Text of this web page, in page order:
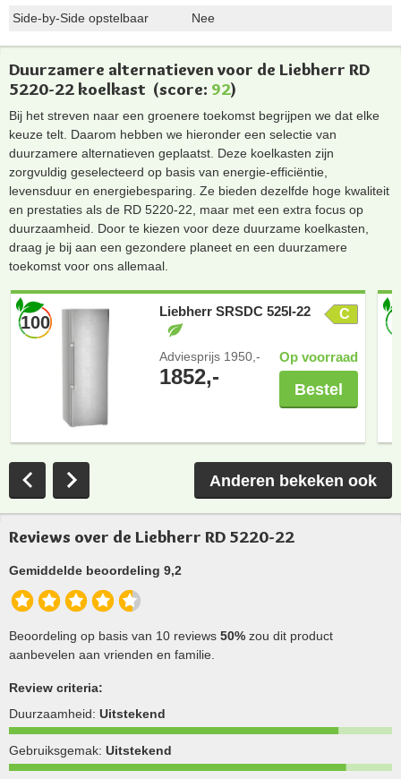
Side-by-Side opstelbaar Nee
Duurzamere alternatieven voor de Liebherr RD
5220-22 koelkast (score: 92)
Bij het streven naar een groenere toekomst begrijpen we dat elke
keuze telt. Daarom hebben we hieronder een selectie van
duurzamere alternatieven geplaatst. Deze koelkasten zijn
zorgvuldig geselecteerd op basis van energie-efficiëntie,
levensduur en energiebesparing. Ze bieden dezelfde hoge kwaliteit
en prestaties als de RD 5220-22, maar met een extra focus op
duurzaamheid. Door te kiezen voor deze duurzame koelkasten,
draag je bij aan een gezondere planeet en een duurzamere
toekomst voor ons allemaal.
100
Liebherr SRSDC 525I-22 C
Adviesprijs 1950,-
1852,-
Op voorraad
Bestel
Anderen bekeken ook
Reviews over de Liebherr RD 5220-22
Gemiddelde beoordeling 9,2
Beoordeling op basis van 10 reviews 50% zou dit product
aanbevelen aan vrienden en familie.
Review criteria:
Duurzaamheid: Uitstekend
Gebruiksgemak: Uitstekend